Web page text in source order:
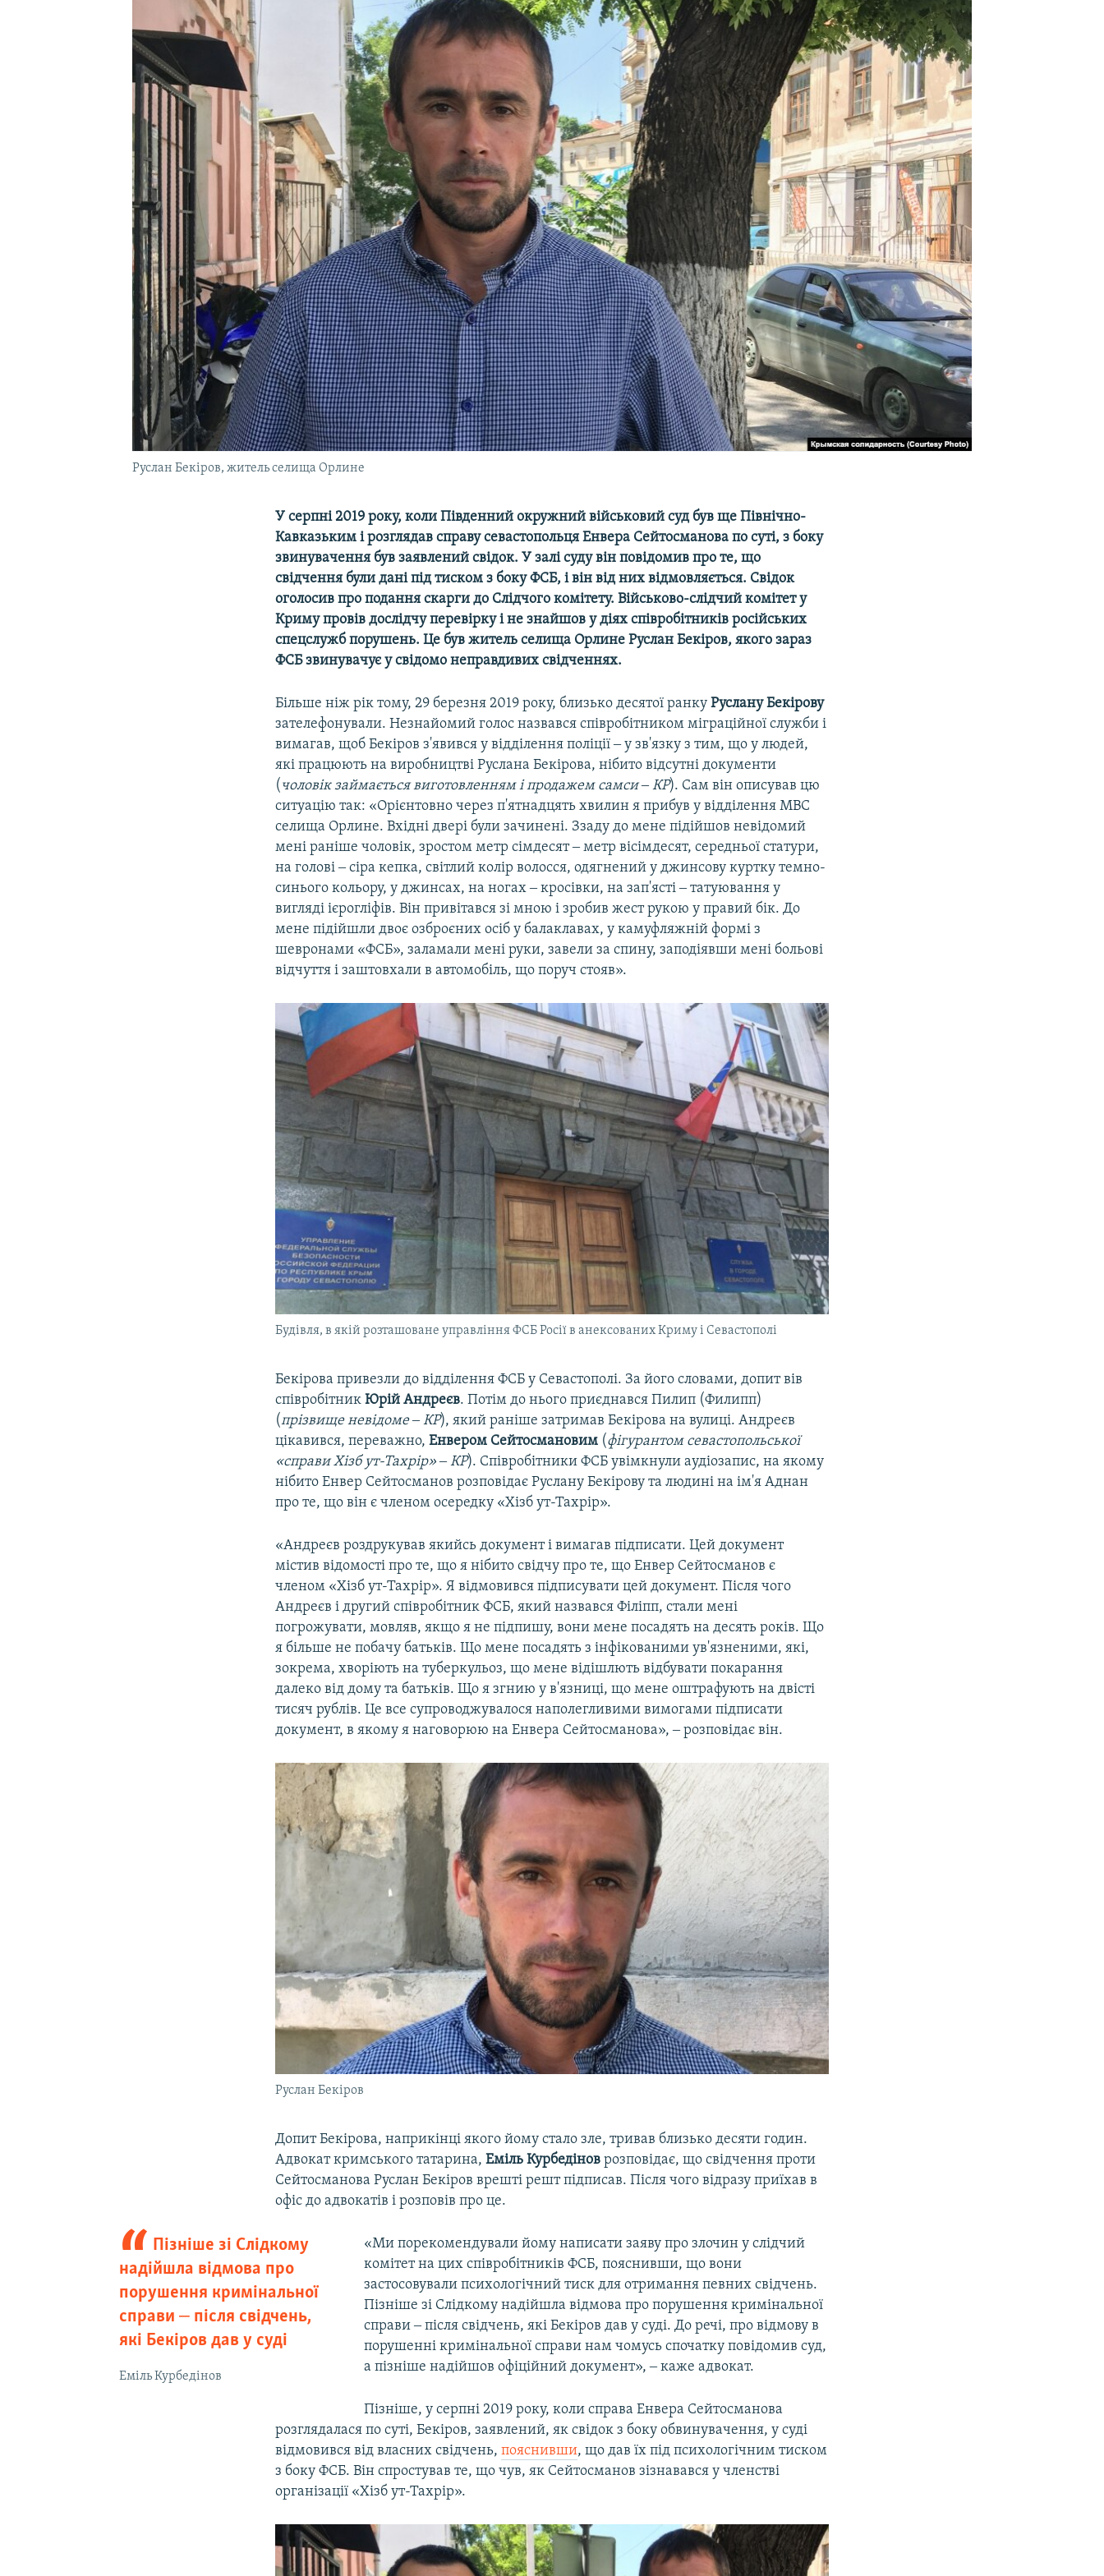
УКРАЇНСЬКА ПРОБЛЕМА КРИМУ
Руслан Бекіров, житель селища Орлине
У серпні 2019 року, коли Південний окружний військовий суд був ще Північно-
Кавказьким і розглядав справу севастопольця Енвера Сейтосманова по суті, з боку
звинувачення був заявлений свідок. У залі суду він повідомив про те, що
свідчення були дані під тиском з боку ФСБ, і він від них відмовляється. Свідок
оголосив про подання скарги до Слідчого комітету. Військово-слідчий комітет у
Криму провів дослідчу перевірку і не знайшов у діях співробітників російських
спецслужб порушень. Це був житель селища Орлине Руслан Бекіров, якого зараз
ФСБ звинувачує у свідомо неправдивих свідченнях.
Більше ніж рік тому, 29 березня 2019 року, близько десятої ранкуРуслану Бекірову
зателефонували. Незнайомий голос назвався співробітником міграційної служби і
вимагав, щоб Бекіров з'явився у відділення поліції ‒ у зв'язку з тим, що у людей,
які працюють на виробництві Руслана Бекірова, нібито відсутні документи
( чоловік займається виготовленням і продажем самси ‒ КР). Сам він описував цю
ситуацію так: «Орієнтовно через п'ятнадцять хвилин я прибув у відділення МВС
селища Орлине. Вхідні двері були зачинені. Ззаду до мене підійшов невідомий
мені раніше чоловік, зростом метр сімдесят ‒ метр вісімдесят, середньої статури,
на голові ‒ сіра кепка, світлий колір волосся, одягнений у джинсову куртку темно-
синього кольору, у джинсах, на ногах ‒ кросівки, на зап'ясті ‒ татуювання у
вигляді ієрогліфів. Він привітався зі мною і зробив жест рукою у правий бік. До
мене підійшли двоє озброєних осіб у балаклавах, у камуфляжній формі з
шевронами «ФСБ», заламали мені руки, завели за спину, заподіявши мені больові
відчуття і заштовхали в автомобіль, що поруч стояв».
Будівля, в якій розташоване управління ФСБ Росії в анексованих Криму і Севастополі
Бекірова привезли до відділення ФСБ у Севастополі. За його словами, допит вів
співробітникЮрій Андреєв. Потім до нього приєднався Пилип (Филипп)
(прізвище невідоме ‒ КР), який раніше затримав Бекірова на вулиці. Андреєв
цікавився, переважно,Енвером Сейтосмановим (фігурантом севастопольської
«справи Хізб ут-Тахрір» ‒ КР). Співробітники ФСБ увімкнули аудіозапис, на якому
нібито Енвер Сейтосманов розповідає Руслану Бекірову та людині на ім'я Аднан
про те, що він є членом осередку «Хізб ут-Тахрір».
«Андреєв роздрукував якийсь документ і вимагав підписати. Цей документ
містив відомості про те, що я нібито свідчу про те, що Енвер Сейтосманов є
членом «Хізб ут-Тахрір». Я відмовився підписувати цей документ. Після чого
Андреєв і другий співробітник ФСБ, який назвався Філіпп, стали мені
погрожувати, мовляв, якщо я не підпишу, вони мене посадять на десять років. Що
я більше не побачу батьків. Що мене посадять з інфікованими ув'язненими, які,
зокрема, хворіють на туберкульоз, що мене відішлють відбувати покарання
далеко від дому та батьків. Що я згнию у в'язниці, що мене оштрафують на двісті
тисяч рублів. Це все супроводжувалося наполегливими вимогами підписати
документ, в якому я наговорюю на Енвера Сейтосманова», ‒ розповідає він.
Руслан Бекіров
Допит Бекірова, наприкінці якого йому стало зле, тривав близько десяти годин.
Адвокат кримського татарина,Еміль Курбедінов розповідає, що свідчення проти
Сейтосманова Руслан Бекіров врешті решт підписав. Після чого відразу приїхав в
офіс до адвокатів і розповів про це.
Пізніше зі Слідкому
надійшла відмова про
порушення кримінальної
справи ‒ після свідчень,
які Бекіров дав у суді
Еміль Курбедінов
«Ми порекомендували йому написати заяву про злочин у слідчий
комітет на цих співробітників ФСБ, пояснивши, що вони
застосовували психологічний тиск для отримання певних свідчень.
Пізніше зі Слідкому надійшла відмова про порушення кримінальної
справи ‒ після свідчень, які Бекіров дав у суді. До речі, про відмову в
порушенні кримінальної справи нам чомусь спочатку повідомив суд,
а пізніше надійшов офіційний документ», ‒ каже адвокат.
Пізніше, у серпні 2019 року, коли справа Енвера Сейтосманова
розглядалася по суті, Бекіров, заявлений, як свідок з боку обвинувачення, у суді
відмовився від власних свідчень,пояснивши, що дав їх під психологічним тиском
з боку ФСБ. Він спростував те, що чув, як Сейтосманов зізнавався у членстві
організації «Хізб ут-Тахрір».